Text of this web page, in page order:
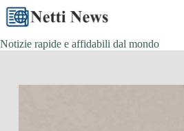
Skip
content
Notizie rapide e affidabili dal mondo